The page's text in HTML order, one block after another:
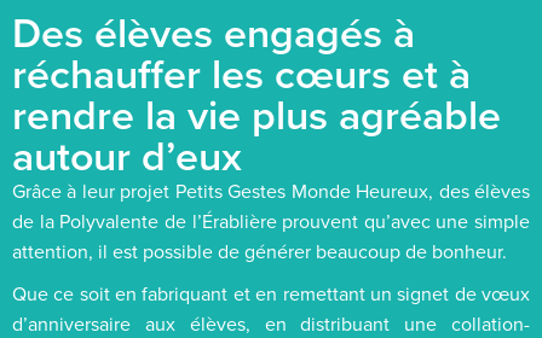
Des élèves engagés à
réchauffer les cœurs et à
rendre la vie plus agréable
autour d’eux
Grâce à leur projet Petits Gestes Monde Heureux, des élèves
de la Polyvalente de l’Érablière prouvent qu’avec une simple
attention, il est possible de générer beaucoup de bonheur.
Que ce soit en fabriquant et en remettant un signet de vœux
d’anniversaire aux élèves, en distribuant une collation-